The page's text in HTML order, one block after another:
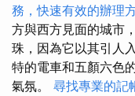
務，快速有效的辦理
方與西方見面的城市
珠，因為它以其引人
特的電車和五顏六色
氣氛。 尋找專業的記